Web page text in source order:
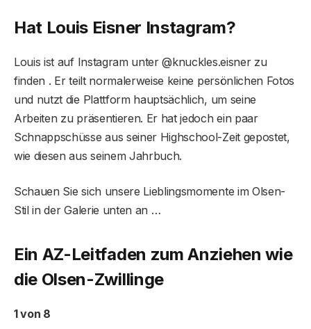
Hat Louis Eisner Instagram?
Louis ist auf Instagram unter @knuckles.eisner zu
finden . Er teilt normalerweise keine persönlichen Fotos
und nutzt die Plattform hauptsächlich, um seine
Arbeiten zu präsentieren. Er hat jedoch ein paar
Schnappschüsse aus seiner Highschool-Zeit gepostet,
wie diesen aus seinem Jahrbuch.
Schauen Sie sich unsere Lieblingsmomente im Olsen-
Stil in der Galerie unten an …
Ein AZ-Leitfaden zum Anziehen wie
die Olsen-Zwillinge
1 von 8